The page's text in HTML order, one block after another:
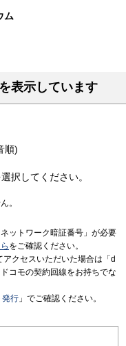
ム
表示しています
順)
択してください。
。
ットワーク暗証番号」が必要
をご確認ください。
クセスいただいた場合は「d
コモの契約回線をお持ちでな
発行 」でご確認ください。